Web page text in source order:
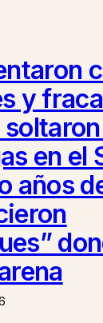
y
en el
años